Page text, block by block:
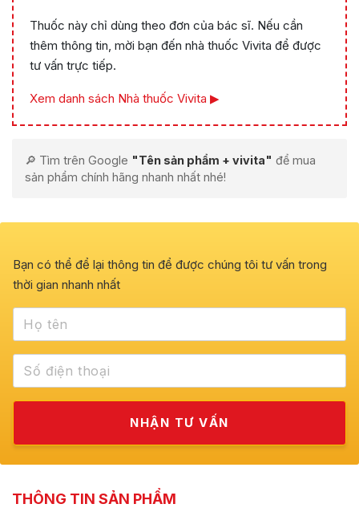
Thuốc này chỉ dùng theo đơn của bác sĩ. Nếu cần
thêm thông tin, mời bạn đến nhà thuốc Vivita để được
tư vấn trực tiếp.
Xem danh sách Nhà thuốc Vivita ▶
🔎 Tìm trên Google "Tên sản phẩm + vivita" để mua
sản phẩm chính hãng nhanh nhất nhé!
Bạn có thể để lại thông tin để được chúng tôi tư vấn trong
thời gian nhanh nhất
THÔNG TIN SẢN PHẨM